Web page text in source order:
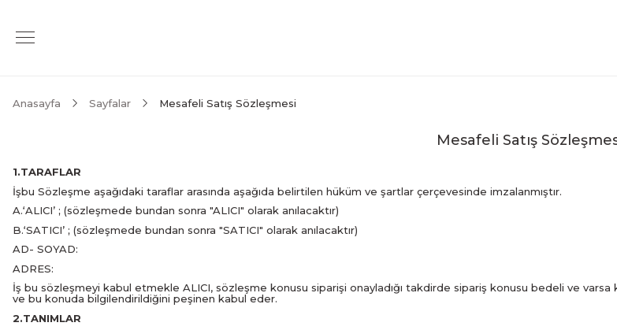
Anasayfa Sayfalar Mesafeli Satış Sözleşmesi
Mesafeli Satış
1.TARAFLAR
İşbu Sözleşme aşağıdaki taraflar arasında aşağıda belirtilen hüküm ve şartlar çerçevesinde imzalanmıştır.
A.‘ALICI’ ; (sözleşmede bundan sonra "ALICI" olarak anılacaktır)
B.‘SATICI’ ; (sözleşmede bundan sonra "SATICI" olarak anılacaktır)
AD- SOYAD:
ADRES:
İş bu sözleşmeyi kabul etmekle ALICI, sözleşme konusu siparişi onayladığı takdirde sipariş konusu bedeli ve
ve bu konuda bilgilendirildiğini peşinen kabul eder.
2.TANIMLAR